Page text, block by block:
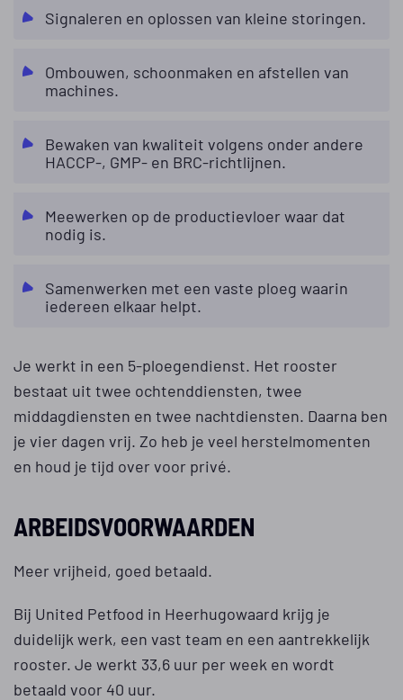
Signaleren en oplossen van kleine storingen.
Ombouwen, schoonmaken en afstellen van
machines.
Bewaken van kwaliteit volgens onder andere
HACCP-, GMP- en BRC-richtlijnen.
Meewerken op de productievloer waar dat
nodig is.
Samenwerken met een vaste ploeg waarin
iedereen elkaar helpt.
Je werkt in een 5-ploegendienst. Het rooster
bestaat uit twee ochtenddiensten, twee
middagdiensten en twee nachtdiensten. Daarna ben
je vier dagen vrij. Zo heb je veel herstelmomenten
en houd je tijd over voor privé.
ARBEIDSVOORWAARDEN
Meer vrijheid, goed betaald.
Bij United Petfood in Heerhugowaard krijg je
duidelijk werk, een vast team en een aantrekkelijk
rooster. Je werkt 33,6 uur per week en wordt
betaald voor 40 uur.